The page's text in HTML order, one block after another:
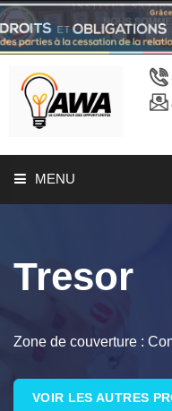
MENU
CATALOGUES
Tresor
Zone de couverture :
VOIR LES AUTRES